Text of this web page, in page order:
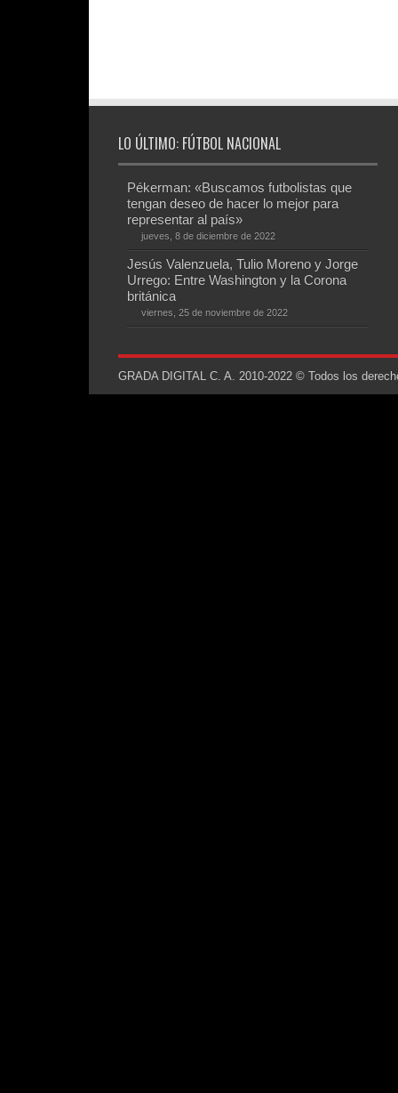
LO ÚLTIMO: FÚTBOL NACIONAL
Pékerman: «Buscamos futbolistas que
tengan deseo de hacer lo mejor para
representar al país»
jueves, 8 de diciembre de 2022
Jesús Valenzuela, Tulio Moreno y Jorge
Urrego: Entre Washington y la Corona
británica
viernes, 25 de noviembre de 2022
GRADA DIGITAL C. A. 2010-2022 © Todos los